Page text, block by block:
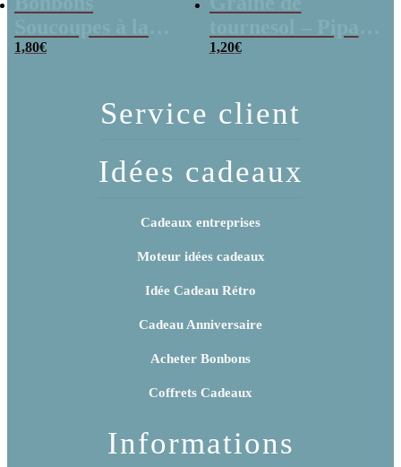
poudre (x20)
1,80€
x 3
1,20€
Service client
Idées cadeaux
Cadeaux entreprises
Moteur idées cadeaux
Idée Cadeau Rétro
Cadeau Anniversaire
Acheter Bonbons
Coffrets Cadeaux
Informations